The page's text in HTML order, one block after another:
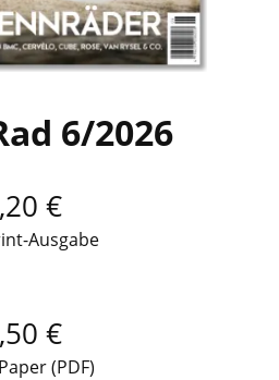
6/2026
€
Ausgabe
€
(PDF)